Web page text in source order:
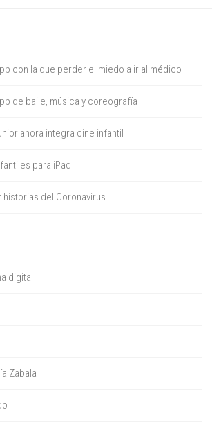
con la que perder el miedo a ir al médico
de baile, música y coreografía
ahora integra cine infantil
para iPad
historias del Coronavirus
digital
Zabala